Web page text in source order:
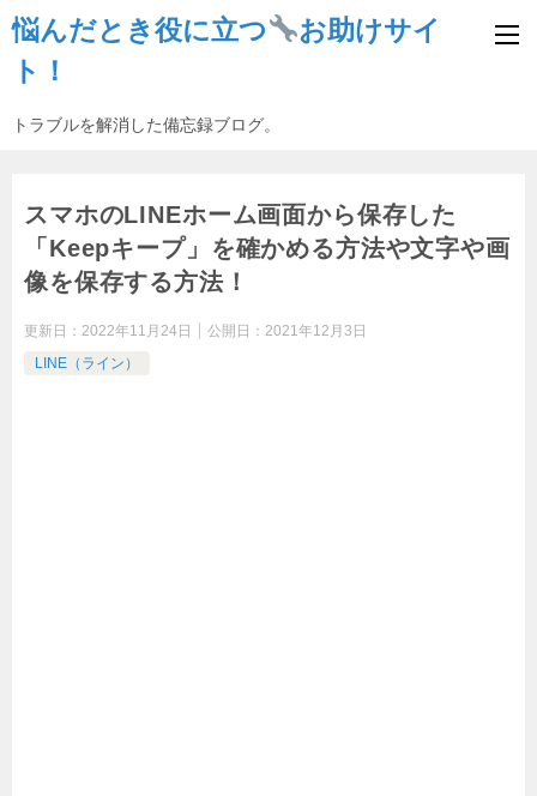
悩んだとき役に立つ
お助けサイ
ト！
トラブルを解消した備忘録ブログ。
スマホのLINEホーム画面から保存した
「Keepキープ」を確かめる方法や文字や画
像を保存する方法！
更新日： 2022年11月24日 公開日： 2021年12月3日
LINE（ライン）